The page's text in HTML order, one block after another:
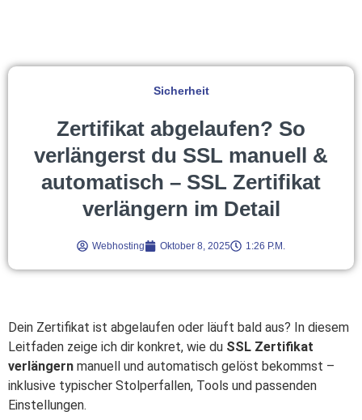
Sicherheit
Zertifikat abgelaufen? So
verlängerst du SSL manuell &
automatisch – SSL Zertifikat
verlängern im Detail
Webhosting Oktober 8, 2025 1:26 P.m.
Dein Zertifikat ist abgelaufen oder läuft bald aus? In diesem
Leitfaden zeige ich dir konkret, wie du SSL Zertifikat
verlängern manuell und automatisch gelöst bekommst –
inklusive typischer Stolperfallen, Tools und passenden
Einstellungen.